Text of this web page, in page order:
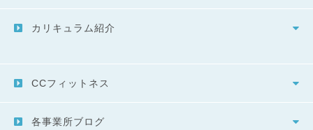
カリキュラム紹介
CCフィットネス
各事業所ブログ